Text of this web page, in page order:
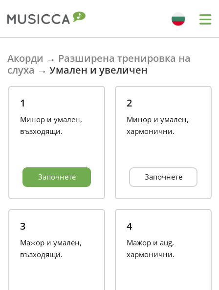
English
Español
Акорди → Разширена тренировка на
слуха → Умален и увеличен
1
Минор и умален,
възходящи.
Започнете
2
Минор и умален,
хармонични.
Започнете
3
Мажор и умален,
възходящи.
4
Мажор и aug,
хармонични.